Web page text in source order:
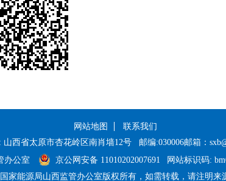
网站地图
联系我们
山西省太原市杏花岭区南肖墙12号
邮编:030006邮箱：
办公室
京公网安备 11010202007691 网站标识码:
国家能源局山西监管办公室版权所有，如需转载，请注明来